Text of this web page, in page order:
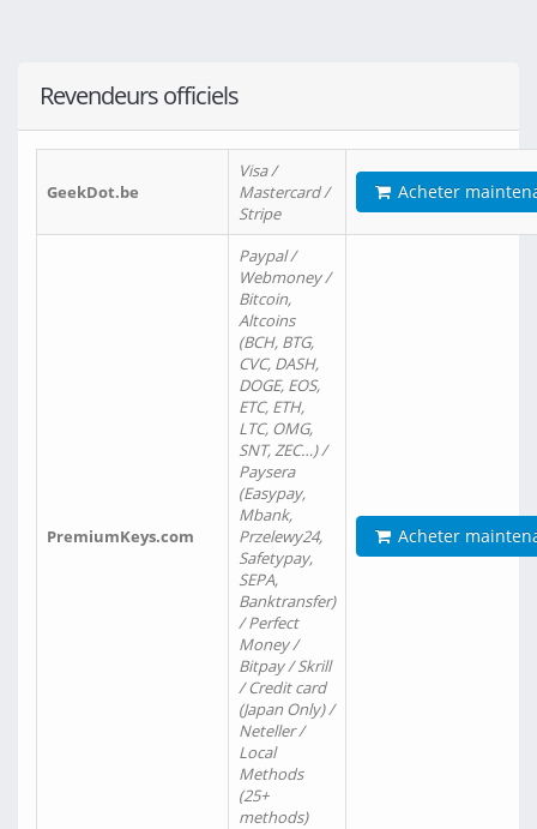
Revendeurs officiels
GeekDot.be
Visa /
Mastercard /
Stripe
Acheter
PremiumKeys.com
Paypal /
Webmoney /
Bitcoin,
Altcoins
(BCH, BTG,
CVC, DASH,
DOGE, EOS,
ETC, ETH,
LTC, OMG,
SNT, ZEC…) /
Paysera
(Easypay,
Mbank,
Przelewy24,
Safetypay,
SEPA,
Banktransfer)
/ Perfect
Money /
Bitpay / Skrill
/ Credit card
(Japan Only) /
Neteller /
Local
Methods
(25+
methods)
Acheter